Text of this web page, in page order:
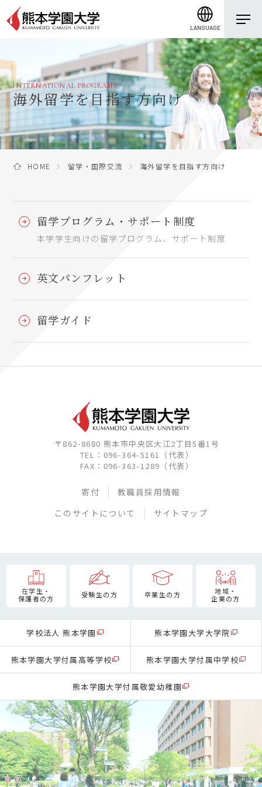
LANGUAGE
INTERNATIONAL PROGRAMS
海外留学を目指す方向け
HOME 留学・国際交流 海外留学を目指す方向け
留学プログラム・サポート制度
本学学生向けの留学プログラム、サポート制度
英文パンフレット
留学ガイド
〒862-8680 熊本市中央区大江2丁目5番1号
TEL：096-364-5161（代表）
FAX：096-363-1289（代表）
寄付
教職員採用情報
このサイトについて
サイトマップ
在学生・
保護者の方
受験生の方 卒業生の方
地域・
企業の方
学校法人 熊本学園 熊本学園大学大学院
熊本学園大学付属高等学校 熊本学園大学付属中学校
熊本学園大学付属敬愛幼稚園